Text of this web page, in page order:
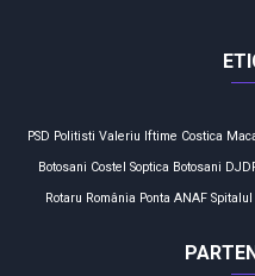
PSD Politisti Valeriu Iftime Costica
Botosani Costel Soptica Botosani
Rotaru România Ponta ANAF